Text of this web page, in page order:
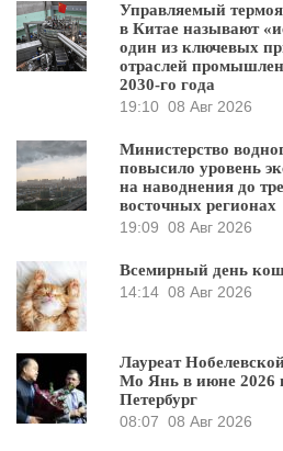
Управляемый
в Китае называют
один из ключевых
отраслей
2030-го года
19:10 08 Авг 2026
Министерство
повысило уровень
на наводнения до
восточных регионах
19:09 08 Авг 2026
Всемирный день
14:14 08 Авг 2026
Лауреат
Мо Янь в июне 2026
Петербург
08:07 08 Авг 2026